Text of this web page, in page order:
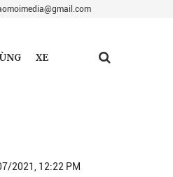
XE
2021, 12:22 PM